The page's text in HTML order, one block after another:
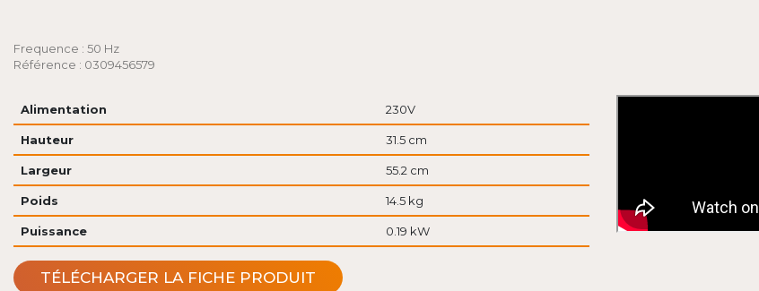
Frequence : 50 Hz
Référence : 0309456579
Alimentation 230V
Hauteur 31.5 cm
Largeur 55.2 cm
Poids 14.5 kg
Puissance 0.19 kW
TÉLÉCHARGER LA FICHE PRODUIT